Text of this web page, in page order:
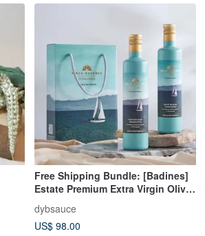
Free Shipping Bundle: [Badines]
Estate Premium Extra Virgin Olive
Oil 500ml x 2 Bottles / The Perfect
Choice for Mid-Autumn Festival
Gifts
dybsauce
US$ 98.00